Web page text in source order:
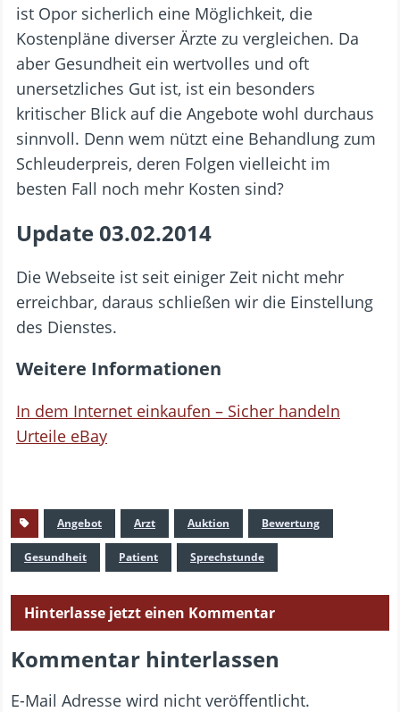
ist Opor sicherlich eine Möglichkeit, die
Kostenpläne diverser Ärzte zu vergleichen. Da
aber Gesundheit ein wertvolles und oft
unersetzliches Gut ist, ist ein besonders
kritischer Blick auf die Angebote wohl durchaus
sinnvoll. Denn wem nützt eine Behandlung zum
Schleuderpreis, deren Folgen vielleicht im
besten Fall noch mehr Kosten sind?
Update 03.02.2014
Die Webseite ist seit einiger Zeit nicht mehr
erreichbar, daraus schließen wir die Einstellung
des Dienstes.
Weitere Informationen
In dem Internet einkaufen – Sicher handeln
Urteile eBay
Angebot Arzt Auktion Bewertung
Gesundheit Patient Sprechstunde
Hinterlasse jetzt einen Kommentar
Kommentar hinterlassen
E-Mail Adresse wird nicht veröffentlicht.